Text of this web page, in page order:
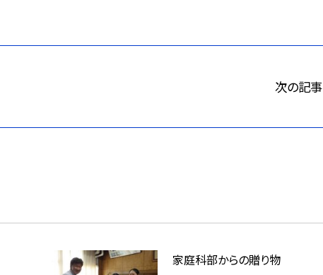
次の記事
家庭科部からの贈り物